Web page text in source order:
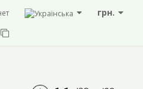
грн.